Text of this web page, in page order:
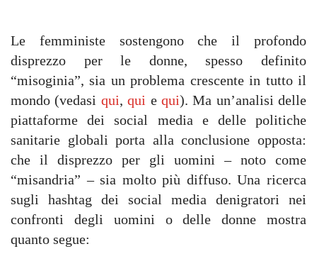
Le femministe sostengono che il profondo
disprezzo per le donne, spesso definito
“misoginia”, sia un problema crescente in tutto il
mondo (vedasi qui,qui e qui). Ma un’analisi delle
piattaforme dei social media e delle politiche
sanitarie globali porta alla conclusione opposta:
che il disprezzo per gli uomini – noto come
“misandria” – sia molto più diffuso. Una ricerca
sugli hashtag dei social media denigratori nei
confronti degli uomini o delle donne mostra
quanto segue: